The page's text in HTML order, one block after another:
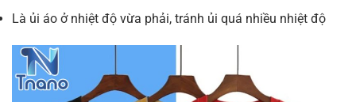
Là ủi áo ở nhiệt độ vừa phải, tránh ủi quá nhiều nhiệt độ